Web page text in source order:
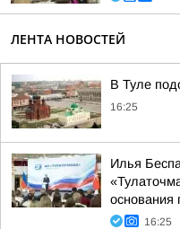
ЛЕНТА НОВОСТЕЙ
В Туле
16:25
Илья
основания
16:25